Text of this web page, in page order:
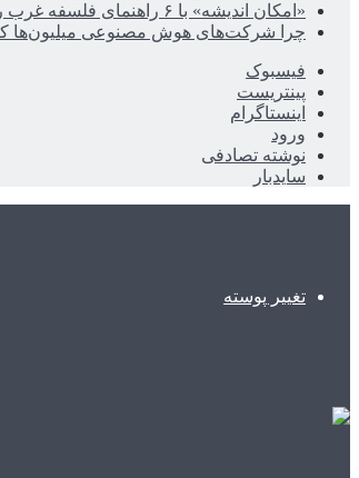
«امکان اندیشه» با ۶ راهنمای فلسفه غرب رونمایی شد
چرا شرکت‌های هوش مصنوعی میلیون‌ها
فیسبوک
پینتریست
اینستاگرام
ورود
نوشته تصادفی
سایدبار
تغییر پوسته